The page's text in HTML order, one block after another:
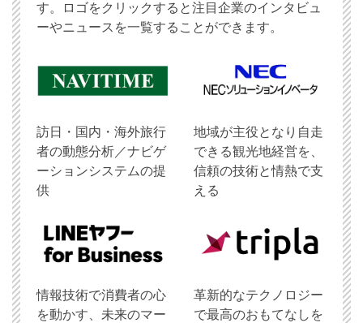
す。ロゴをクリックすると注目企業のインタビュ
ーやニュースを一覧することができます。
訪日・国内・海外旅行
者の動態分析／ナビゲ
ーションシステムの提
供
地域が主役となり自走
できる観光地経営を、
信頼の技術と情熱で支
える
情報技術で消費者の心
を動かす、未来のマー
革新的なテクノロジー
で最高のおもてなしを